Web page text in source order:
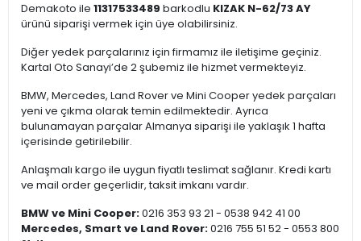
Demakoto ile 11317533489 barkodlu KIZAK N-62/73 AY
ürünü siparişi vermek için üye olabilirsiniz.
Diğer yedek parçalarınız için firmamız ile iletişime geçiniz.
Kartal Oto Sanayi’de 2 şubemiz ile hizmet vermekteyiz.
BMW, Mercedes, Land Rover ve Mini Cooper yedek parçaları
yeni ve çıkma olarak temin edilmektedir. Ayrıca
bulunamayan parçalar Almanya siparişi ile yaklaşık 1 hafta
içerisinde getirilebilir.
Anlaşmalı kargo ile uygun fiyatlı teslimat sağlanır. Kredi kartı
ve mail order geçerlidir, taksit imkanı vardır.
BMW ve Mini Cooper:0216 353 93 21 - 0538 942 41 00
Mercedes, Smart ve Land Rover:0216 755 51 52 - 0553 800